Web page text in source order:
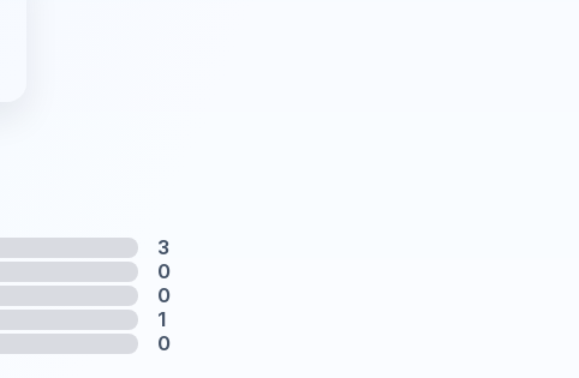
3
0
0
1
0